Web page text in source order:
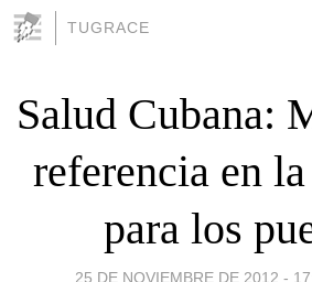
TUGRACE
Salud Cubana:
referencia en
para los
25 DE NOVIEMBRE DE 2012 -